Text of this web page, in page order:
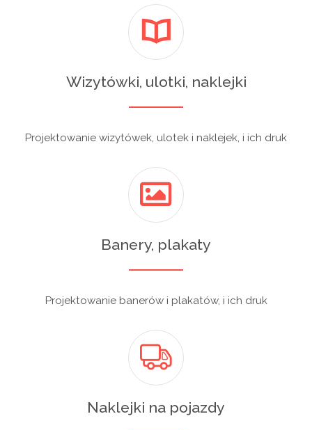
Wizytówki, ulotki, naklejki
Projektowanie wizytówek, ulotek i naklejek, i ich druk
Banery, plakaty
Projektowanie banerów i plakatów, i ich druk
Naklejki na pojazdy